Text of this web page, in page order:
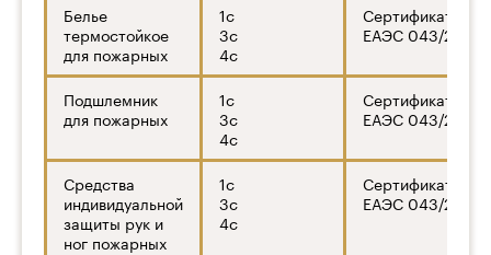
Белье
термостойкое
для пожарных
1с
3с
4с
Сертификат ТР
ЕАЭС 043/2017
Подшлемник
для пожарных
1с
3с
4с
Сертификат ТР
ЕАЭС 043/2017
Средства
индивидуальной
защиты рук и
ног пожарных
1с
3с
4с
Сертификат ТР
ЕАЭС 043/2017